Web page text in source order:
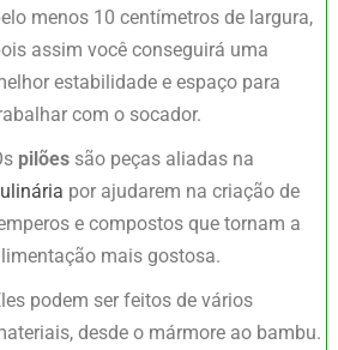
menos 10 centímetros de largura,
assim você conseguirá uma
estabilidade e espaço para
com o socador.
pilões são peças aliadas na
por ajudarem na criação de
e compostos que tornam a
mais gostosa.
podem ser feitos de vários
desde o mármore ao bambu.